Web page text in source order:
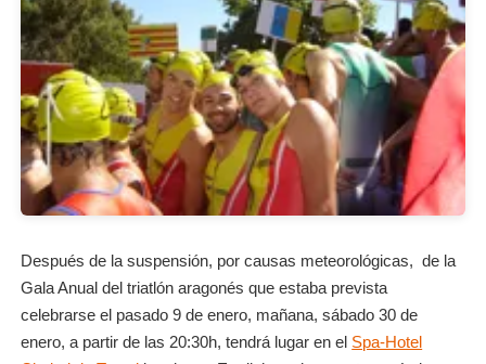
Después de la suspensión, por causas meteorológicas, de la
Gala Anual del triatlón aragonés que estaba prevista
celebrarse el pasado 9 de enero, mañana, sábado 30 de
enero, a partir de las 20:30h, tendrá lugar en el Spa-Hotel